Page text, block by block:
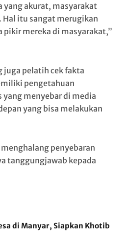
akurat, masyarakat
itu sangat merugikan
pikir mereka di masyarakat,”
juga pelatih cek fakta
pengetahuan
menyebar di media
yang bisa melakukan
penyebaran
tanggungjawab kepada
di Manyar, Siapkan Khotib